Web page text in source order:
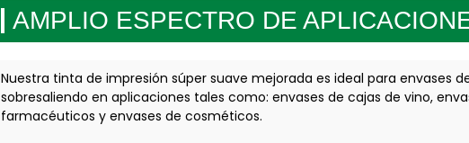
AMPLIO ESPECTRO DE
Nuestra tinta de impresión súper suave mejorada es ideal para envases
sobresaliendo en aplicaciones tales como: envases de cajas de vino,
farmacéuticos y envases de cosméticos.